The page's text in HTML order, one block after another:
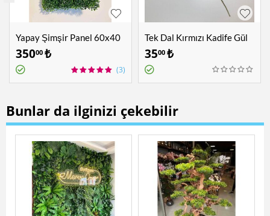
Yapay Şimşir Panel 60x40
cm
35000 ₺
(3)
Tek Dal Kırmızı Kadife Gül
3500 ₺
Bunlar da ilginizi çekebilir